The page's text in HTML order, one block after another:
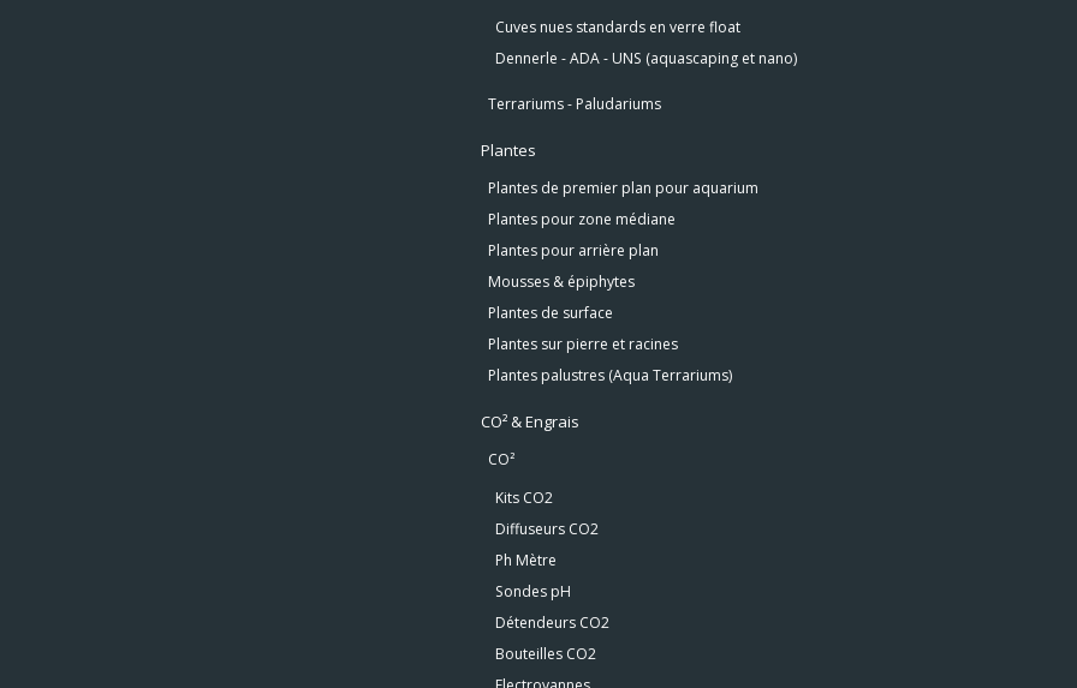
Cuves nues standards en verre float
Dennerle - ADA - UNS (aquascaping et nano)
Terrariums - Paludariums
Plantes
Plantes de premier plan pour aquarium
Plantes pour zone médiane
Plantes pour arrière plan
Mousses & épiphytes
Plantes de surface
Plantes sur pierre et racines
Plantes palustres (Aqua Terrariums)
CO² & Engrais
CO²
Kits CO2
Diffuseurs CO2
Ph Mètre
Sondes pH
Détendeurs CO2
Bouteilles CO2